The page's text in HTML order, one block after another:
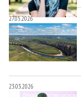
27.05.2026
23.03.2026